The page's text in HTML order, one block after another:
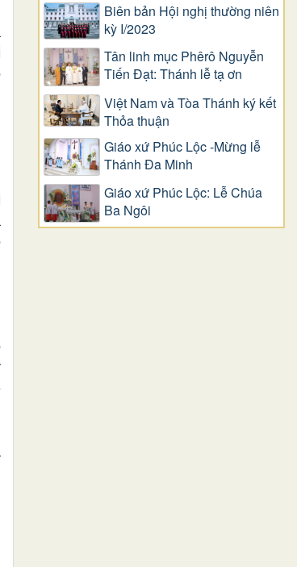
Biên bản Hội nghị thường niên
kỳ I/2023
Tân linh mục Phêrô Nguyễn
Tiến Đạt: Thánh lễ tạ ơn
Việt Nam và Tòa Thánh ký kết
Thỏa thuận
Giáo xứ Phúc Lộc -Mừng lễ
Thánh Đa Minh
Giáo xứ Phúc Lộc: Lễ Chúa
Ba Ngôi